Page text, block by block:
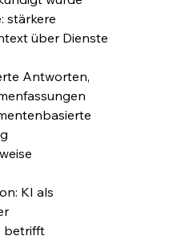
stärkere
über Dienste
Antworten,
KI als
betrifft